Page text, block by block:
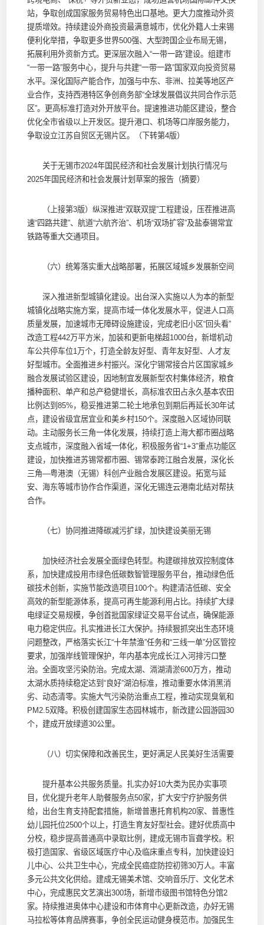
站，争取创成国家服务贸易特色出口基地。更大力度推动外资
提质增效。持续建设外商投资最满意城市，优化外籍人士来锡
便利化举措，争取更多世界500强、大型跨国企业布局无锡，
拓展利用外资新方式。更深层次融入“一带一路”建设。组建市
“一带一路”服务中心，提升与共建“一带一路”国家双向投资贸易
水平。深化国际产能合作，加强与中东、非洲、拉美等地区产
业合作，支持西港特区争创商务部“全球发展倡议共同合作示范
区”。更高标准打造对外开放平台。提速推进功能区建设，整合
优化全市省级以上开发区。提升港口、机场等口岸服务能力，
争取设立江苏自贸区无锡片区。（下转第4版）
关于无锡市2024年国民经济和社会发展计划执行情况与
2025年国民经济和社会发展计划草案的报告（摘要）
（上接第3版）纵深推进“双联双提”工程建设，压茬推进高
速“四路共建”、航道“六航齐治”、机场“双场扩容”及盐泰锡常宜
铁路等重大交通项目。
（六）统筹落实重大战略部署，拓展区域城乡发展新空间
深入推进新型城镇化建设。出台深入实施以人为本的新型
城镇化战略实施方案，提高市域一体化发展水平，促进人口高
质量发展，加速城市无障碍设施建设，完成老旧小区“回头看”
改造工程442万平方米，加装和更新电梯超1000台，新增机动
车公共停车位1万个，打造全龄友好型、青年友好型、人才友
好型城市。全面推进乡村振兴。深化宁锡常接合片区国家城乡
融合发展试验区建设，因地制宜发展新型农村集体经济，粮食
播种面积、单产和总产稳健增长，高标准农田占永久基本农田
比例达到85%，稳妥推进第二轮土地承包到期后再延长30年试
点，建设省级宜居宜业和美乡村150个。深度融入区域协同联
动。主动服务长三角一体化发展，持续打造上海大都市圈战略
支点城市，深度融入省域一体化，积极服务省“1+3”重点功能区
建设，加快推进苏锡常都市圈、锡常泰跨江融合发展，深化长
三角—粤港澳（无锡）科创产业融合发展区建设。拓宽与延
安、海东等城市协作合作渠道，深化无锡连云港南北结对帮扶
合作。
（七）协同推进降碳减污扩绿，加快建设美丽无锡
加快经济社会发展全面绿色转型。构建碳排放双控制度体
系，加快建成投用市绿色低碳数智管理服务平台，推动绿色低
碳技术创新，实施节能改造项目100个。构建清洁低碳、安全
高效的新型能源体系，提高可再生能源利用占比。持续扩大绿
电绿证交易规模，争创首批国家绿证交易平台试点，确保能源
电力稳定供应。扎实推进长江大保护。持续狠抓突出生态环境
问题整改，严格落实长江“十年禁渔”任务和“三线一单”分区管控
要求，加强岸线管理保护，年内基本完成长江入河排污口整
治。全面攻坚污染防治。完成太湖、滆湖清淤600万方，推动
太湖水质持续稳定达到“良好”湖泊标准，推动重要水体消黑消
劣、动态清零。实施大气污染防治重点工程，推动实现臭氧和
PM2.5双降。积极创建国家生态园林城市，新改建公园游园30
个，建成开放绿道30公里。
（八）切实保障和改善民生，更好满足人民美好生活需要
提升基本公共服务质量。扎实办好10大类为民办实事项
目，优化提升老年人助餐服务点50家，扩大安宁疗护服务供
给，出台生育支持配套措施，新增普惠托育机构20家、普惠性
幼儿园托位2500个以上，打造生育友好型社会。建好优质高中
分校，稳步提高普通高中录取比例，建成无锡市盲聋学校。积
极打造国家、省级区域医疗中心及临床重点专科，加快建设妇
儿中心、公共卫生中心，完成全民癌症防控初筛30万人。丰富
多元公共文化供给。建成无锡美术馆、交响音乐厅、文化艺术
中心，完成惠民文艺演出300场，新增市级图书馆特色分馆2
家。持续推进奥体中心建设和市体育中心更新改造，办好无锡
马拉松等体育品牌赛事，争创全民运动健身模范市。加强民生